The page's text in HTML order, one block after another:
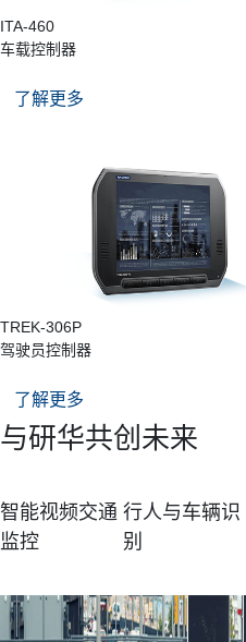
ITA-460
车载控制器
了解更多
TREK-306P
驾驶员控制器
了解更多
与研华共创未来
智能视频交通
监控
行人与车辆识
别